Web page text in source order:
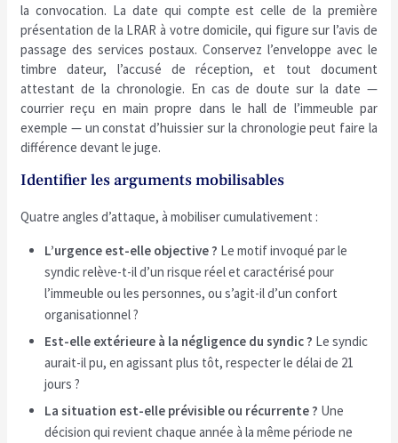
la convocation. La date qui compte est celle de la première
présentation de la LRAR à votre domicile, qui figure sur l’avis de
passage des services postaux. Conservez l’enveloppe avec le
timbre dateur, l’accusé de réception, et tout document
attestant de la chronologie. En cas de doute sur la date —
courrier reçu en main propre dans le hall de l’immeuble par
exemple — un constat d’huissier sur la chronologie peut faire la
différence devant le juge.
Identifier les arguments mobilisables
Quatre angles d’attaque, à mobiliser cumulativement :
L’urgence est-elle objective ? Le motif invoqué par le
syndic relève-t-il d’un risque réel et caractérisé pour
l’immeuble ou les personnes, ou s’agit-il d’un confort
organisationnel ?
Est-elle extérieure à la négligence du syndic ? Le syndic
aurait-il pu, en agissant plus tôt, respecter le délai de 21
jours ?
La situation est-elle prévisible ou récurrente ? Une
décision qui revient chaque année à la même période ne